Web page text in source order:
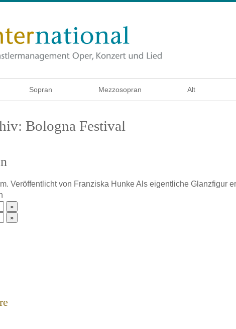
Sopran Mezzosopran Alt
Bologna Festival
Veröffentlicht von Franziska HunkeAls eigentliche Glanzfigur
»
»